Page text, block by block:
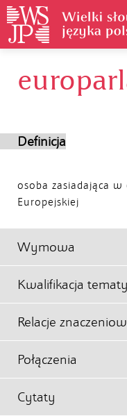
Definicja
osoba zasiadająca
Europejskiej
Wymowa
Kwalifikacja
Relacje
Połączenia
Cytaty